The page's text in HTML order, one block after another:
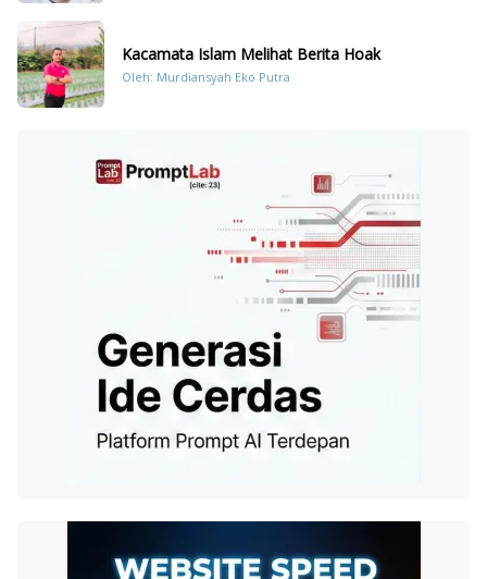
Kacamata Islam Melihat Berita Hoak
Oleh: Murdiansyah Eko Putra